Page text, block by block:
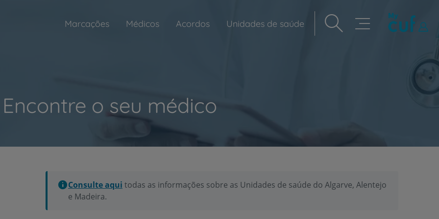
Navegação
Marcações Médicos Acordos Unidades de saúde
Encontre o seu médico
Consulte aqui todas as informações sobre as Unidades de saúde do Algarve, Alentejo
e Madeira.